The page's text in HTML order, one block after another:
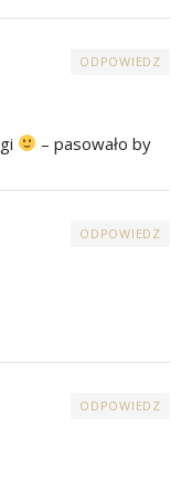
ODPOWIEDZ
– pasowało by
ODPOWIEDZ
ODPOWIEDZ